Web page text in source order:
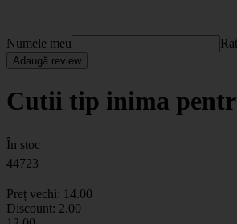
Numele meu
Adaugă review
Cutii tip inima
În stoc
44723
Preț vechi: 14.00
Discount: 2.00